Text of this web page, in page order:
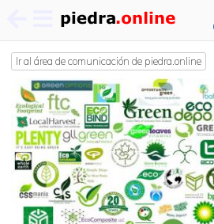
principal
Ir al área de comunicación de piedra.online